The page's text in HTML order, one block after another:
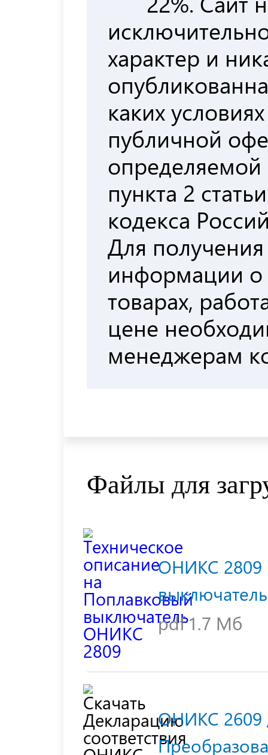
характер и
каких
публичной
пункта 2
кодекса
Для
информации о
товарах,
цене
менеджерам
Файлы для
ОНИКС 2809
выключатель
pdf1.7 Мб
ОНИКС